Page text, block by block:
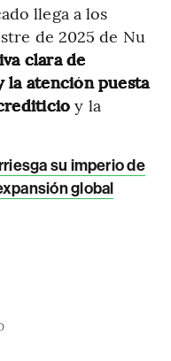
llega a los
de 2025 de Nu
clara de
atención puesta
y la
su imperio de
global